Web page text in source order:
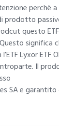
perchè
questo
significa
Lyxor ETF
Il
SA e